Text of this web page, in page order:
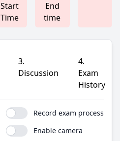
Start
Time
End
time
3.
Discussion
4.
Exam
History
Record exam process
Enable camera